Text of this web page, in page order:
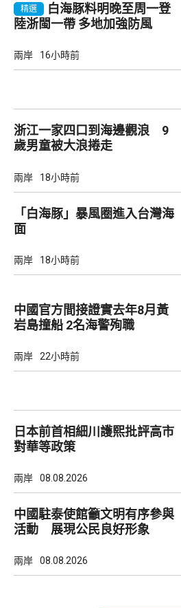
精選
白海豚料明晚至周一登
陸浙閩一帶 多地加強防風
兩岸 16小時前
浙江一家四口到海邊觀浪 9
歲男童被大浪捲走
兩岸 18小時前
「白海豚」暴風圈進入台灣海
面
兩岸 18小時前
中國官方間接證實去年8月黃
岩島撞船 2名海警殉職
兩岸 22小時前
日本前首相細川護熙批評高市
對華等政策
兩岸 08.08.2026
中國駐泰使館籲文明有序參與
活動 展現公民良好形象
兩岸 08.08.2026